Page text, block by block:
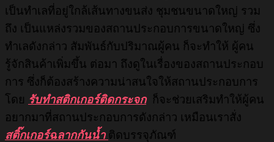
เป็นทำเลที่อยู่ใกล้เส้นทางขนส่ง ชุมชนขนาดใหญ่ รวม
ถึง เป็นแหล่งรวมของสถานประกอบการขนาดใหญ่ ซึ่ง
ทำเลดังกล่าว สัมพันธ์กับปริมาณผู้คน ก็จะทำให้ ผู้คน
รู้จักสินค้าเพิ่มขึ้น ต่อมา ถึงดูในเรื่องของสถานประกอบ
การ ซึ่งก็ต้องสร้างความน่าสนใจให้สถานประกอบการ
โดย รับทำสติกเกอร์ติดกระจก ก็จะช่วยเสริมทำให้ผู้คน
อยากมาที่สถานประกอบการดังกล่าว เหมือนเราสั่ง
สติ๊กเกอร์ฉลากกันน้ำ ติดบรรจุภัณฑ์